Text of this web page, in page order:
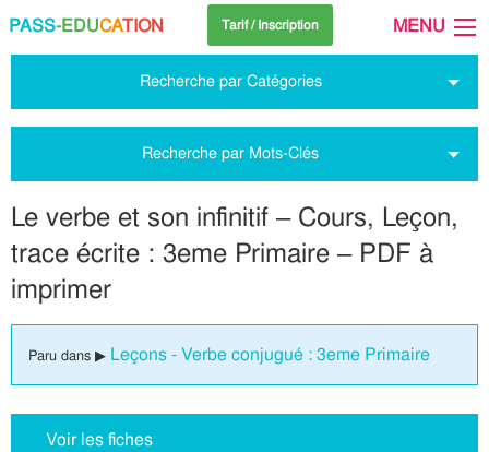
PASS-EDUCATION Tarif / Inscription MENU
Recherche par Catégories
Recherche par Mots-Clés
Le verbe et son infinitif – Cours, Leçon,
trace écrite : 3eme Primaire – PDF à
imprimer
Paru dans ▶ Leçons - Verbe conjugué : 3eme Primaire
Voir les fiches